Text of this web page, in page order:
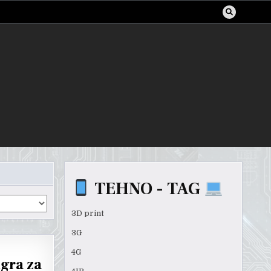
za
TEHNO - TAG
3D print
3G
4G